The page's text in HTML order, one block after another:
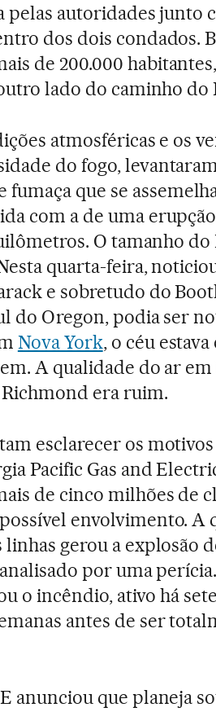
pelas autoridades junto
dos dois condados.
de 200.000
lado do caminho do
atmosféricas e os
do fogo,
que se
com a de uma
O tamanho
quarta-feira,
e sobretudo do
do Oregon, podia ser
Nova York, o céu
A qualidade do ar
era ruim.
esclarecer os
Pacific Gas and
de cinco milhões de
envolvimento. A
gerou a explosão
por uma
o incêndio, ativo há
antes de ser
anunciou que planeja